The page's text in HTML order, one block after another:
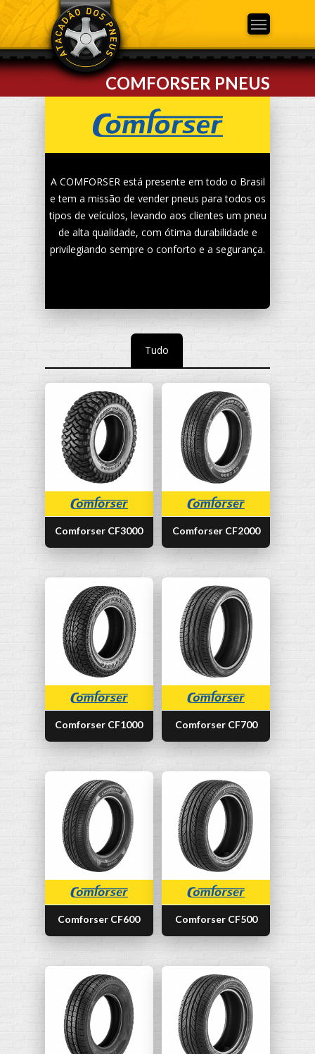
COMFORSER PNEUS
A COMFORSER está presente em todo o Brasil
e tem a missão de vender pneus para todos os
tipos de veículos, levando aos clientes um pneu
de alta qualidade, com ótima durabilidade e
privilegiando sempre o conforto e a segurança.
Tudo
Comforser CF3000 Comforser CF2000
Comforser CF1000 Comforser CF700
Comforser CF600 Comforser CF500